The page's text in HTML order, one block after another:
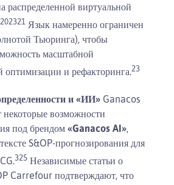
распределенной виртуальной
202321 Язык намеренно ограничен
Тьюринга), чтобы
масштабной
оптимизации и рефакторинга.23
и «ИИ» Ganacos
возможности
под брендом«Ganacos AI»,
S&OP-прогнозирования для
325 Независимые статьи о
Carrefour подтверждают, что